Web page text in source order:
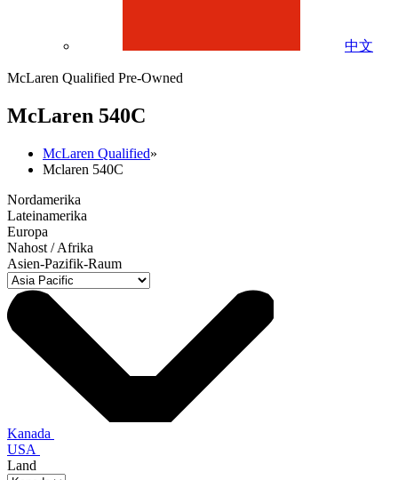
中文
McLaren Qualified Pre-Owned
McLaren 540C
McLaren Qualified»
Mclaren 540C
Nordamerika
Lateinamerika
Europa
Nahost / Afrika
Asien-Pazifik-Raum
Kanada
USA
Land